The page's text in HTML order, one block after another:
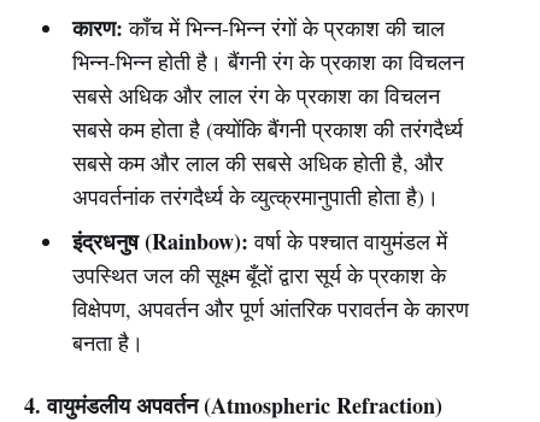
कारण: काँच में भिन्न-भिन्न रंगों के प्रकाश की चाल
भिन्न-भिन्न होती है। बैंगनी रंग के प्रकाश का विचलन
सबसे अधिक और लाल रंग के प्रकाश का विचलन
सबसे कम होता है (क्योंकि बैंगनी प्रकाश की तरंगदैर्ध्य
सबसे कम और लाल की सबसे अधिक होती है, और
अपवर्तनांक तरंगदैर्ध्य के व्युत्क्रमानुपाती होता है)।
इंद्रधनुष (Rainbow): वर्षा के पश्चात वायुमंडल में
उपस्थित जल की सूक्ष्म बूँदों द्वारा सूर्य के प्रकाश के
विक्षेपण, अपवर्तन और पूर्ण आंतरिक परावर्तन के कारण
बनता है।
4. वायुमंडलीय अपवर्तन (Atmospheric Refraction)